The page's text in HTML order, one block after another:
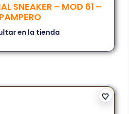
SNEAKER – MOD 61 –
PAMPERO
en la tienda